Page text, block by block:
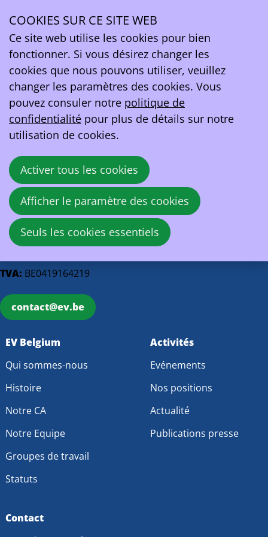
Se connecter
Adresse e-mail
Mot de passe
Montrer le mot de passe
Mot de passe oublié?
Se connecter
EV Belgium asbl
Rue de la Loi 81A
1040 Bruxelles
Belgique
TVA: BE0419164219
contact@ev.be
EV Belgium
Qui sommes-nous
Histoire
Notre CA
Notre Equipe
Groupes de travail
Statuts
Activités
Evénements
Nos positions
Actualité
Publications presse
Contact
COOKIES SUR CE SITE WEB
Ce site web utilise les cookies pour bien
fonctionner. Si vous désirez changer les
cookies que nous pouvons utiliser, veuillez
changer les paramètres des cookies. Vous
pouvez consuler notre politique de
confidentialité pour plus de détails sur notre
utilisation de cookies.
Activer tous les cookies
Afficher le paramètre des cookies
Seuls les cookies essentiels